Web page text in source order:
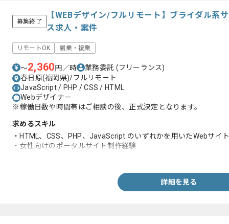
募集終了
【WEBデザイン/フルリモート】ブライダル系
ス求人・案件
リモートOK 副業・複業
〜2,360円／時 業務委託 (フリーランス)
春日原(福岡県)/フルリモート
JavaScript / PHP / CSS / HTML
Webデザイナー
※稼働日数や時間帯はご相談の後、正式決定となります。
求めるスキル
・HTML、CSS、PHP、JavaScript のいずれかを用いたWebサイ
・女性向けのポータルサイト制作経験
詳細を見る